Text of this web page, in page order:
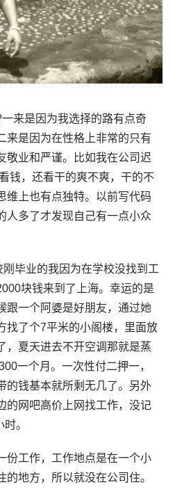
来是因为我选择的路有点奇
来是因为在性格上非常的只有
敬业和严谨。比如我在公司迟
钱，还看干的爽不爽，干的不
维上也有点独特。以前写代码
人多了才发现自己有一点小众
毕业的我因为在学校没找到工
块钱来到了上海。幸运的是
跟一个阿婆是好朋友，通过她
找了个7平米的小阁楼，里面放
，夏天进去不开空调那就是蒸
一个月。一次性付二押一，
的钱基本就所剩无几了。另外
的网吧高价上网找工作，没记
。
份工作，工作地点是在一个小
的地方，所以就没在公司住。